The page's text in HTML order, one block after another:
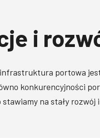
i
portowa
konkurencyjności
na stały rozwój